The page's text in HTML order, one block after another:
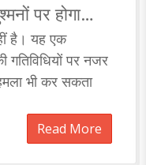
पर होगा
है। यह एक
गतिविधियों पर नजर
भी कर सकता
Read More